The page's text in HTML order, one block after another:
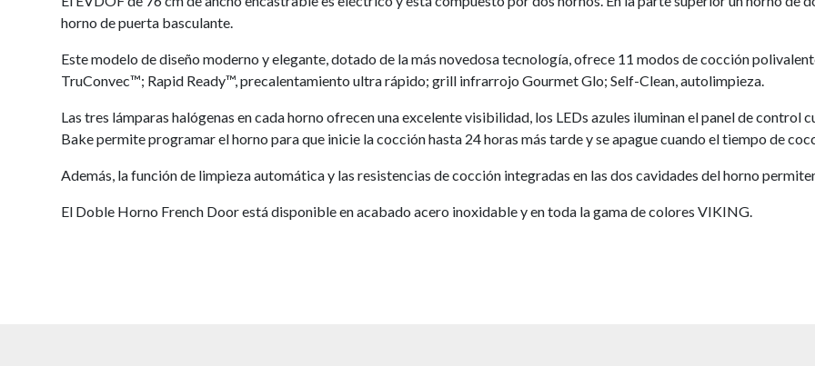
horno de puerta basculante.
Este modelo de diseño moderno y elegante, dotado de la más novedosa tecnología, ofrece 11 modos de cocción
TruConvec™; Rapid Ready™, precalentamiento ultra rápido; grill infrarrojo Gourmet Glo; Self-Clean, autolimpieza.
Las tres lámparas halógenas en cada horno ofrecen una excelente visibilidad, los LEDs azules iluminan el panel de
Bake permite programar el horno para que inicie la cocción hasta 24 horas más tarde y se apague cuando el tiempo de
Además, la función de limpieza automática y las resistencias de cocción integradas en las dos cavidades del horno
El Doble Horno French Door está disponible en acabado acero inoxidable y en toda la gama de colores VIKING.